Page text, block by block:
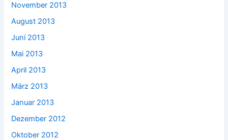
November 2013
August 2013
Juni 2013
Mai 2013
April 2013
März 2013
Januar 2013
Dezember 2012
Oktober 2012